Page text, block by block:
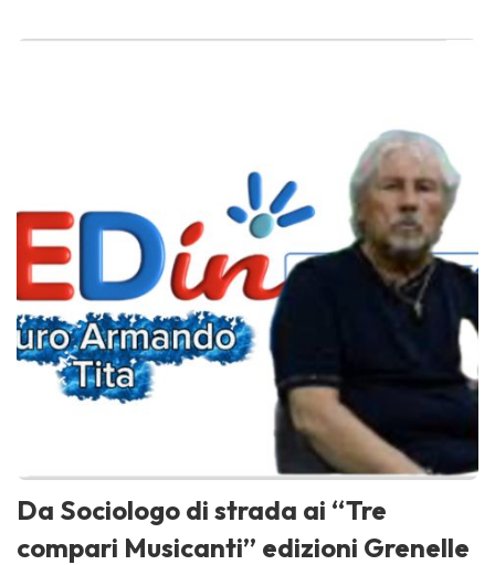
Da Sociologo di strada ai “Tre
compari Musicanti” edizioni Grenelle